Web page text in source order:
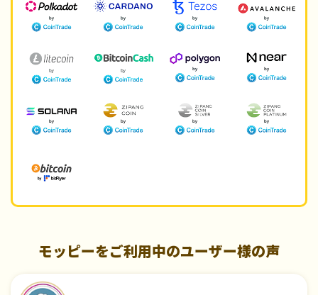
モッピーをご利用中のユーザー様の声